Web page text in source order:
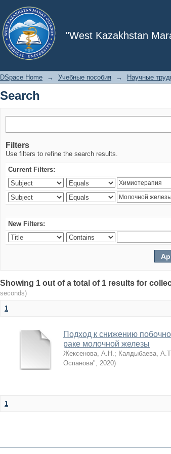
"West Kazakhstan
Search
DSpace Home → Учебные пособия → Научные
Search
Filters
Use filters to refine the search results.
Current Filters:
New Filters:
Showing 1 out of a total of 1 results for
seconds)
1
Подход к снижению
раке молочной железы
Жексенова, А.Н.; Калдыбаева,
Оспанова", 2020)
1